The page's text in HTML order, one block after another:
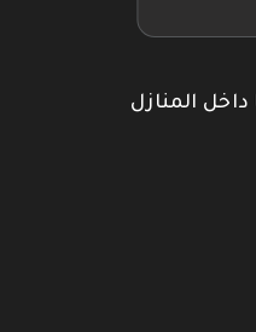
المنازل